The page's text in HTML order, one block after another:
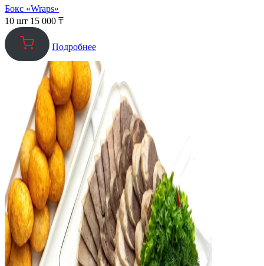
Бокс «Wraps»
10 шт 15 000 ₸
Подробнее